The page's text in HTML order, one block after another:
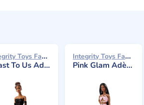
Integrity Toys Fashion Royalty 2025
Us Adèle Makéda
Integrity Toys Fashion Royalty 2023
Pink Glam Adèle Makéda